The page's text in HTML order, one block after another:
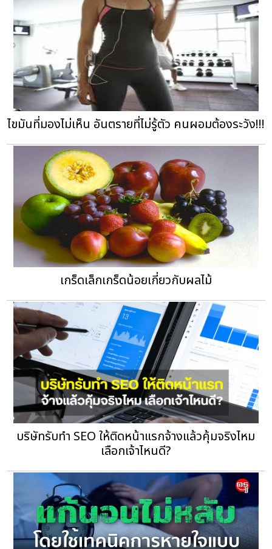
ไขมันที่มองไม่เห็น อันตรายที่ไม่รู้ตัว คนผอมต้องระวัง!!!
เกร็ดเล็กเกร็ดน้อยเกี่ยวกับผลไม้
บริษัทรับทำ SEO ให้ติดหน้าแรกจ้างแล้วคุ้มจริงไหม
เลือกเจ้าไหนดี?